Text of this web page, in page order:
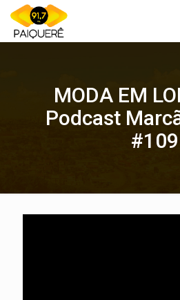
MODA EM
Podcast
#109